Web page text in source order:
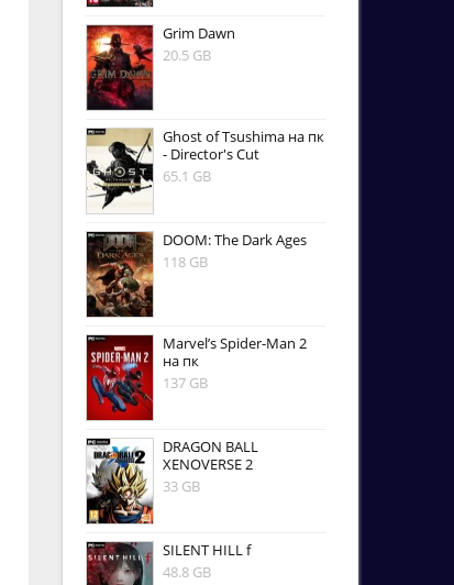
Grim Dawn
20.5 GB
Ghost of Tsushima на пк
- Director's Cut
65.1 GB
DOOM: The Dark Ages
118 GB
Marvel’s Spider-Man 2
на пк
137 GB
DRAGON BALL
XENOVERSE 2
33 GB
SILENT HILL f
48.8 GB